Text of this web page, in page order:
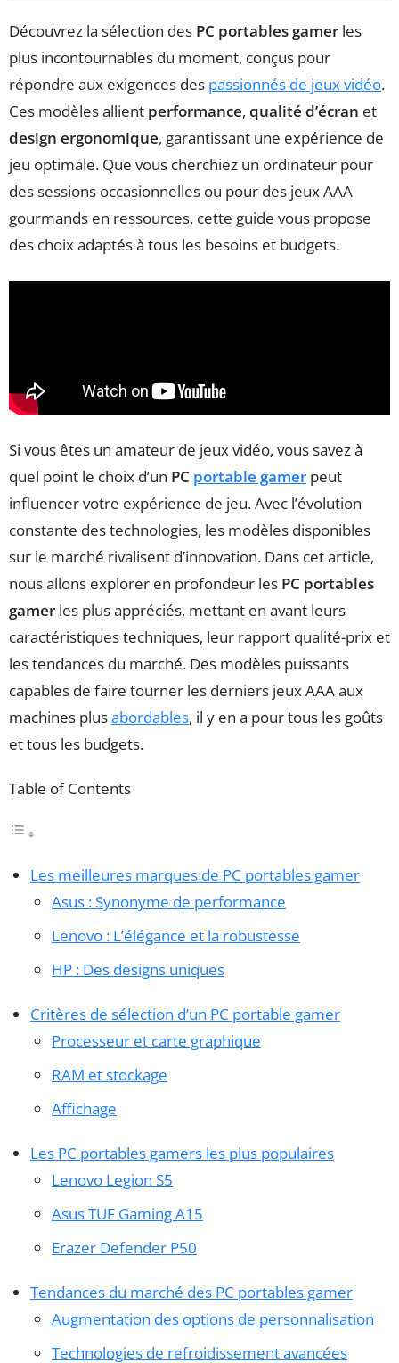
Découvrez la sélection des PC portables gamer les
plus incontournables du moment, conçus pour
répondre aux exigences des passionnés de jeux vidéo.
Ces modèles allient performance, qualité d’écran et
design ergonomique, garantissant une expérience de
jeu optimale. Que vous cherchiez un ordinateur pour
des sessions occasionnelles ou pour des jeux AAA
gourmands en ressources, cette guide vous propose
des choix adaptés à tous les besoins et budgets.
Si vous êtes un amateur de jeux vidéo, vous savez à
quel point le choix d’un PC portable gamer peut
influencer votre expérience de jeu. Avec l’évolution
constante des technologies, les modèles disponibles
sur le marché rivalisent d’innovation. Dans cet article,
nous allons explorer en profondeur les PC portables
gamer les plus appréciés, mettant en avant leurs
caractéristiques techniques, leur rapport qualité-prix et
les tendances du marché. Des modèles puissants
capables de faire tourner les derniers jeux AAA aux
machines plusabordables, il y en a pour tous les goûts
et tous les budgets.
Table of Contents
Les meilleures marques de PC portables gamer
Asus : Synonyme de performance
Lenovo : L’élégance et la robustesse
HP : Des designs uniques
Critères de sélection d’un PC portable gamer
Processeur et carte graphique
RAM et stockage
Affichage
Les PC portables gamers les plus populaires
Lenovo Legion S5
Asus TUF Gaming A15
Erazer Defender P50
Tendances du marché des PC portables gamer
Augmentation des options de personnalisation
Technologies de refroidissement avancées